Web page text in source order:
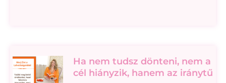
Ha nem tudsz dönteni, nem a
cél hiányzik, hanem az iránytű